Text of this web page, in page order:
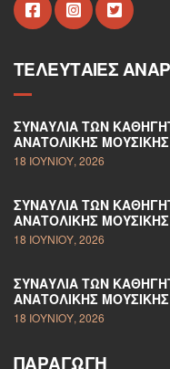
ΤΕΛΕΥΤΑΊΕΣ
ΣΥΝΑΥΛΊΑ ΤΩΝ
ΑΝΑΤΟΛΙΚΉΣ ΜΟΥΣΙΚΉΣ
18 ΙΟΥΝΊΟΥ, 2026
ΣΥΝΑΥΛΊΑ ΤΩΝ
ΑΝΑΤΟΛΙΚΉΣ ΜΟΥΣΙΚΉΣ
18 ΙΟΥΝΊΟΥ, 2026
ΣΥΝΑΥΛΊΑ ΤΩΝ
ΑΝΑΤΟΛΙΚΉΣ ΜΟΥΣΙΚΉΣ
18 ΙΟΥΝΊΟΥ, 2026
ΠΑΡΑΓΩΓΉ